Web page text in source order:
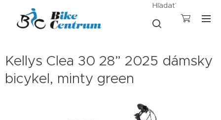
Hľadať
Kellys Clea 30 28” 2025 dámsky
bicykel, minty green